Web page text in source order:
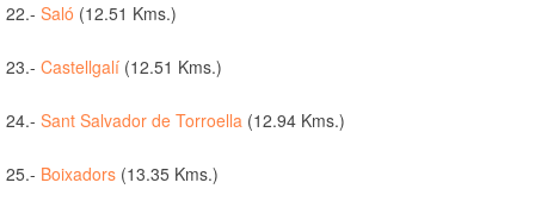
22.- Saló (12.51 Kms.)
23.- Castellgalí (12.51 Kms.)
24.- Sant Salvador de Torroella (12.94 Kms.)
25.- Boixadors (13.35 Kms.)